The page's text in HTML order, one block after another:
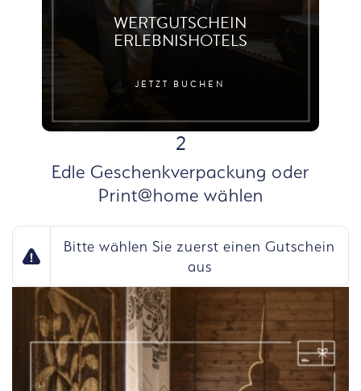
WERTGUTSCHEIN
ERLEBNISHOTELS
JETZT BUCHEN
2
Edle Geschenkverpackung oder
Print@home wählen
Bitte wählen Sie zuerst einen Gutschein
aus